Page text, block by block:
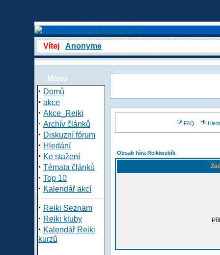
Vítej Anonyme
Menu
· Domů
· akce
· Akce_Reiki
· Archív článků
· Diskuzní fórum
· Hledání
· Ke stažení
· Témata článků
· Top 10
· Kalendář akcí
· Reiki Seznam
· Reiki kluby
· Kalendář Reiki
kurzů
FAQ
Obsah fóra Reikiwebík